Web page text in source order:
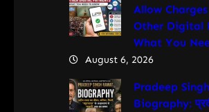
Allow
Other Digital
What You
August 6, 2026
Pradeep
Biography: